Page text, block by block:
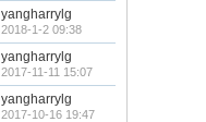
yangharrylg
2018-1-2 09:38
yangharrylg
2017-11-11 15:07
yangharrylg
2017-10-16 19:47